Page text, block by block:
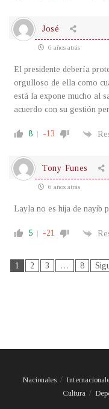
José
6 años atrás
El presidente debería
orgulloso de ella como
está la expone mucho al
acuerdo con su gestión
8 -13
Tony Funes
6 años atrás
Layla no es hija de nayib
5 -21
1 2 3 … 8
Nacionales
Cultura